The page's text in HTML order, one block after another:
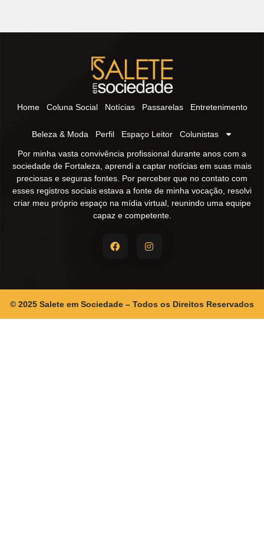
Home Coluna Social Notícias Passarelas Entretenimento
Beleza & Moda Perfil Espaço Leitor Colunistas
Por minha vasta convivência profissional durante anos com a
sociedade de Fortaleza, aprendi a captar notícias em suas mais
preciosas e seguras fontes. Por perceber que no contato com
esses registros sociais estava a fonte de minha vocação, resolvi
criar meu próprio espaço na mídia virtual, reunindo uma equipe
capaz e competente.
© 2025 Salete em Sociedade – Todos os Direitos Reservados